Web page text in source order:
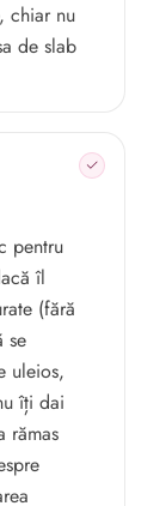
chiar nu
de slab
pentru
îl
(fără
se
uleios,
îți dai
rămas